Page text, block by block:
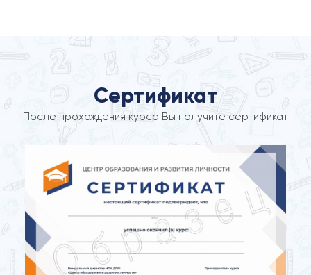
Сертификат
После прохождения курса Вы получите сертификат